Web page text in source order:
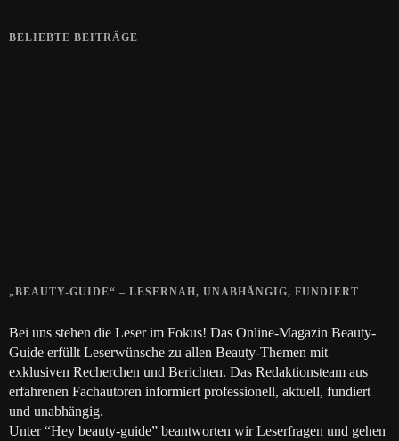
BELIEBTE BEITRÄGE
„BEAUTY-GUIDE“ – LESERNAH, UNABHÄNGIG, FUNDIERT
Bei uns stehen die Leser im Fokus! Das Online-Magazin Beauty-
Guide erfüllt Leserwünsche zu allen Beauty-Themen mit
exklusiven Recherchen und Berichten. Das Redaktionsteam aus
erfahrenen Fachautoren informiert professionell, aktuell, fundiert
und unabhängig.
Unter “Hey beauty-guide” beantworten wir Leserfragen und gehen